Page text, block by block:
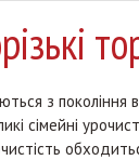
з покоління
сімейні